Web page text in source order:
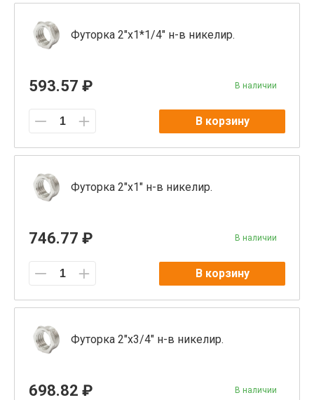
Футорка 2"x1*1/4" н-в никелир.
593.57 ₽ В наличии
В корзину
Футорка 2"x1" н-в никелир.
746.77 ₽ В наличии
В корзину
Футорка 2"x3/4" н-в никелир.
698.82 ₽ В наличии